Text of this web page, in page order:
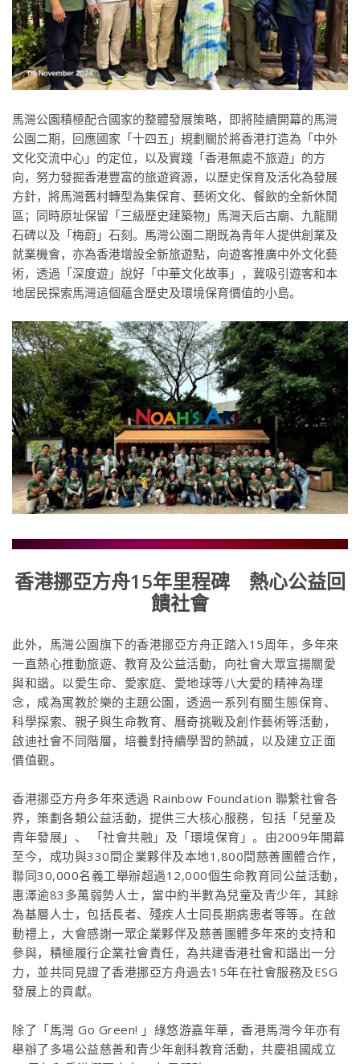
馬灣公園積極配合國家的整體發展策略，即將陸續開幕的馬灣
公園二期，回應國家「十四五」規劃關於將香港打造為「中外
文化交流中心」的定位，以及實踐「香港無處不旅遊」的方
向，努力發掘香港豐富的旅遊資源，以歷史保育及活化為發展
方針，將馬灣舊村轉型為集保育、藝術文化、餐飲的全新休閒
區；同時原址保留「三級歷史建築物」馬灣天后古廟、九龍關
石碑以及「梅蔚」石刻。馬灣公園二期既為青年人提供創業及
就業機會，亦為香港增設全新旅遊點，向遊客推廣中外文化藝
術，透過「深度遊」說好「中華文化故事」，冀吸引遊客和本
地居民探索馬灣這個蘊含歷史及環境保育價值的小島。
香港挪亞方舟15年里程碑 熱心公益回
饋社會
此外，馬灣公園旗下的香港挪亞方舟正踏入15周年，多年來
一直熱心推動旅遊、教育及公益活動，向社會大眾宣揚關愛
與和諧。以愛生命、愛家庭、愛地球等八大愛的精神為理
念，成為寓教於樂的主題公園，透過一系列有關生態保育、
科學探索、親子與生命教育、曆奇挑戰及創作藝術等活動，
啟迪社會不同階層，培養對持續學習的熱誠，以及建立正面
價值觀。
香港挪亞方舟多年來透過 Rainbow Foundation 聯繫社會各
界，策劃各類公益活動，提供三大核心服務，包括「兒童及
青年發展」、 「社會共融」及「環境保育」。由2009年開幕
至今，成功與330間企業夥伴及本地1,800間慈善團體合作，
聯同30,000名義工舉辦超過12,000個生命教育同公益活動，
惠澤逾83多萬弱勢人士，當中約半數為兒童及青少年，其餘
為基層人士，包括長者、殘疾人士同長期病患者等等。在啟
動禮上，大會感謝一眾企業夥伴及慈善團體多年來的支持和
參與，積極履行企業社會責任，為共建香港社會和諧出一分
力，並共同見證了香港挪亞方舟過去15年在社會服務及ESG
發展上的貢獻。
除了「馬灣 Go Green! 」綠悠游嘉年華，香港馬灣今年亦有
舉辦了多場公益慈善和青少年創科教育活動，共慶祖國成立